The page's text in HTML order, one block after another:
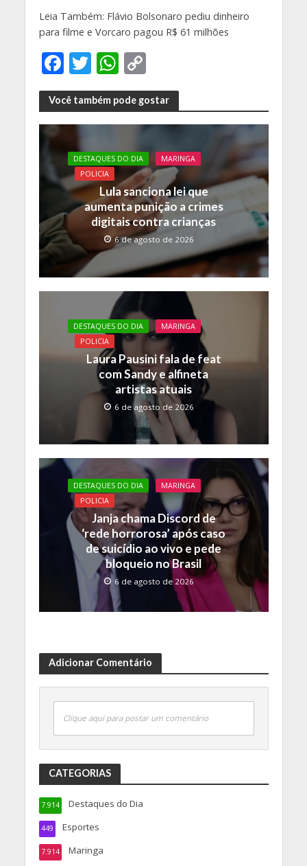
Leia Também: Flávio Bolsonaro pediu dinheiro
para filme e Vorcaro pagou R$ 61 milhões
F
ac
e
b
o
o
k
T
w
itt
er
W
h
at
s
A
p
p
C
o
p
y
Li
n
k
Você também pode gostar
DESTAQUES DO DIA
MARINGA
POLICIA
Lula sanciona lei que
aumenta punição a crimes
digitais contra crianças
6 de agosto de 2026
DESTAQUES DO DIA
MARINGA
POLICIA
Laura Pausini fala de feat
com Sandy e alfineta
artistas atuais
6 de agosto de 2026
DESTAQUES DO DIA
MARINGA
POLICIA
Janja chama Discord de
‘rede horrorosa’ após caso
de suicídio ao vivo e pede
bloqueio no Brasil
6 de agosto de 2026
Adicionar Comentário
Clique aqui para postar um comentário
CATEGORIAS
Destaques do Dia
7.914
Esportes
449
Maringa
7.914